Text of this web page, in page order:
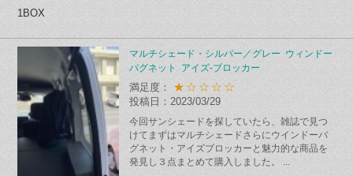
1BOX
マルチシェード・シルバー／グレー ウィンドー
バグネット アイズ-ブロッカー
満足度： ★☆☆☆☆
投稿日：2023/03/29
今回サンシェードを探していたら、雑誌で見つ
けてまずはマルチシェードさらにウインドーバ
グネット・アイズブロッカーと魅力的な商品を
発見し３点まとめて購入しました。 ...